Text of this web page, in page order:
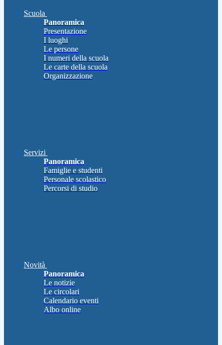
Scuola
Panoramica
Presentazione
I luoghi
Le persone
I numeri della scuola
Le carte della scuola
Organizzazione
Servizi
Panoramica
Famiglie e studenti
Personale scolastico
Percorsi di studio
Novità
Panoramica
Le notizie
Le circolari
Calendario eventi
Albo online